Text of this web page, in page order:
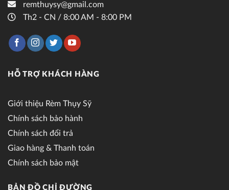
remthuysy@gmail.com
Th2 - CN / 8:00 AM - 8:00 PM
HỖ TRỢ KHÁCH HÀNG
Giới thiệu Rèm Thụy Sỹ
Chính sách bảo hành
Chính sách đổi trả
Giao hàng & Thanh toán
Chính sách bảo mật
BẢN ĐỒ CHỈ ĐƯỜNG